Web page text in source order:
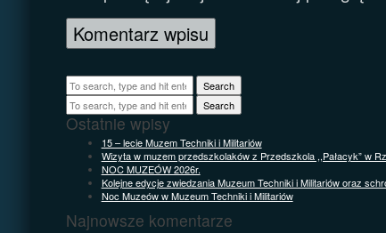
Search
Search
Ostatnie wpisy
15 – lecie Muzem Techniki i Militariów
Wizyta w muzem przedszkolaków z Przedszkola ,,Pałacyk” w
NOC MUZEÓW 2026r.
Kolejne edycje zwiedzania Muzeum Techniki i Militariów oraz
Noc Muzeów w Muzeum Techniki i Militariów
Najnowsze komentarze